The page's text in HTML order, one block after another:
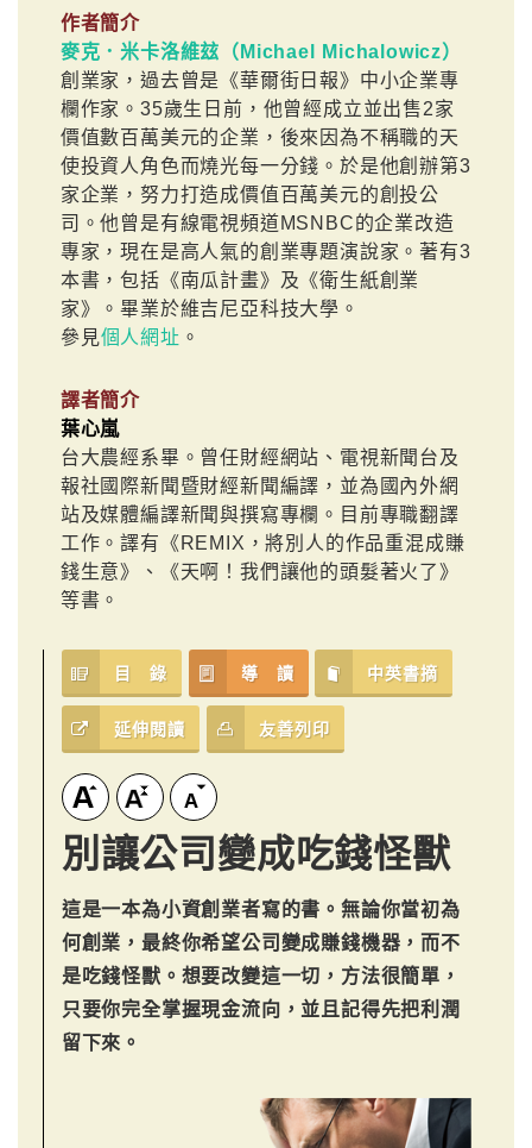
作者簡介
麥克．米卡洛維玆（Michael Michalowicz）
創業家，過去曾是《華爾街日報》中小企業專
欄作家。35歲生日前，他曾經成立並出售2家
價值數百萬美元的企業，後來因為不稱職的天
使投資人角色而燒光每一分錢。於是他創辦第3
家企業，努力打造成價值百萬美元的創投公
司。他曾是有線電視頻道MSNBC的企業改造
專家，現在是高人氣的創業專題演說家。著有3
本書，包括《南瓜計畫》及《衛生紙創業
家》。畢業於維吉尼亞科技大學。
參見個人網址 。
譯者簡介
葉心嵐
台大農經系畢。曾任財經網站、電視新聞台及
報社國際新聞暨財經新聞編譯，並為國內外網
站及媒體編譯新聞與撰寫專欄。目前專職翻譯
工作。譯有《REMIX，將別人的作品重混成賺
錢生意》、《天啊！我們讓他的頭髮著火了》
等書。
目 錄 導 讀 中英書摘
延伸閱讀 友善列印
別讓公司變成吃錢怪獸
這是一本為小資創業者寫的書。無論你當初為
何創業，最終你希望公司變成賺錢機器，而不
是吃錢怪獸。想要改變這一切，方法很簡單，
只要你完全掌握現金流向，並且記得先把利潤
留下來。